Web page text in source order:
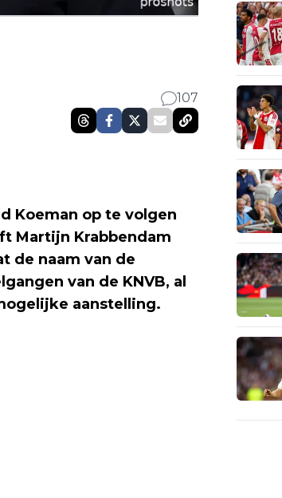
107
Koeman op te volgen
Martijn Krabbendam
de naam van de
van de KNVB, al
aanstelling.